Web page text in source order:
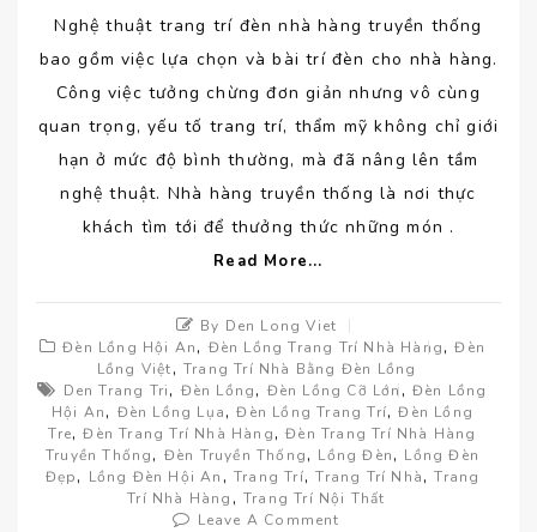
Nghệ thuật trang trí đèn nhà hàng truyền thống
bao gồm việc lựa chọn và bài trí đèn cho nhà hàng.
Công việc tưởng chừng đơn giản nhưng vô cùng
quan trọng, yếu tố trang trí, thẩm mỹ không chỉ giới
hạn ở mức độ bình thường, mà đã nâng lên tầm
nghệ thuật. Nhà hàng truyền thống là nơi thực
khách tìm tới để thưởng thức những món .
Read More...
By Den Long Viet
Đèn Lồng Hội An, Đèn Lồng Trang Trí Nhà Hàng,Đèn
Lồng Việt, Trang Trí Nhà Bằng Đèn Lồng
Den Trang Tri, Đèn Lồng, Đèn Lồng Cỡ Lớn ,Đèn Lồng
Hội An, Đèn Lồng Lụa,Đèn Lồng Trang Trí,Đèn Lồng
Tre,Đèn Trang Trí Nhà Hàng,Đèn Trang Trí Nhà Hàng
Truyền Thống, Đèn Truyền Thống, Lồng Đèn, Lồng Đèn
Đẹp, Lồng Đèn Hội An ,Trang Trí,Trang Trí Nhà,Trang
Trí Nhà Hàng ,Trang Trí Nội Thất
Leave A Comment